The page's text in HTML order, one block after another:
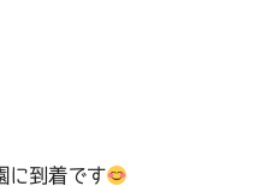
に到着です